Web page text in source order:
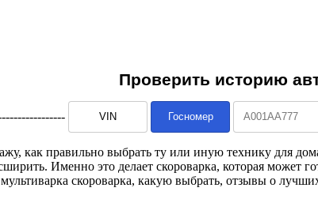
как правильно выбрать ту или иную технику для
Именно это делает скороварка, которая может
скороварка, какую выбрать, отзывы о